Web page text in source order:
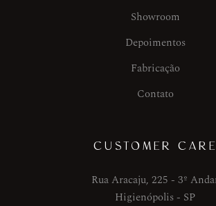
Showroom
Depoimentos
Fabricação
Contato
CUSTOMER CARE
Rua Aracaju, 225 - 3º
Higienópolis - SP